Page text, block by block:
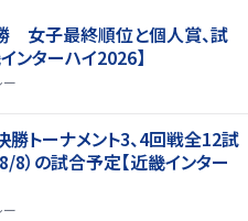
女子最終順位と個人賞、試
ンターハイ2026】
ー
勝トーナメント3、4回戦全12試
8）の試合予定【近畿インター
ー